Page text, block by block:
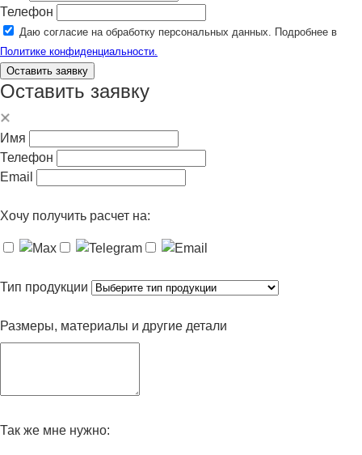
Телефон
Даю согласие на обработку персональных данных. Подробнее в
Политике конфиденциальности.
Оставить заявку
Оставить заявку
Имя
Телефон
Email
Хочу получить расчет на:
Тип продукции
Размеры, материалы и другие детали
Так же мне нужно: